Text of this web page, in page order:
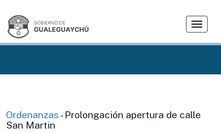
T
g
v
Ordenanzas - Prolongación apertura de calle
San Martin